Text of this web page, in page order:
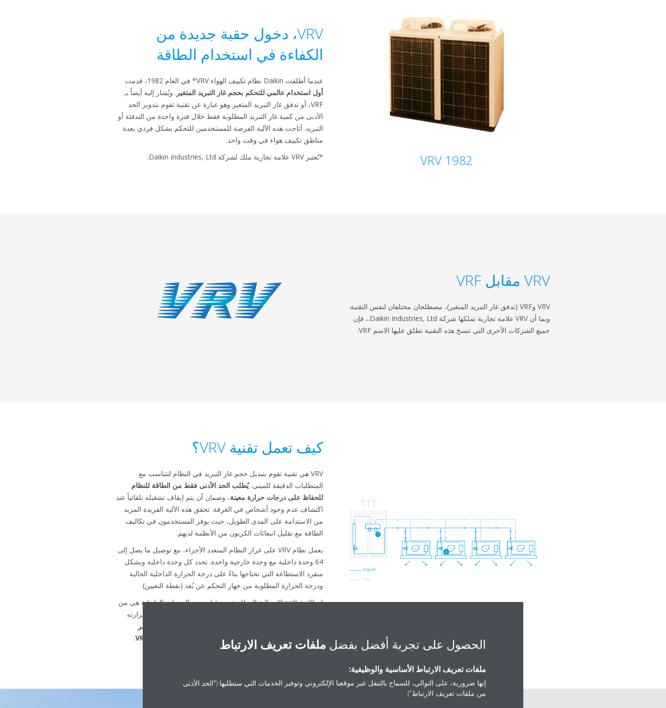
VRV، دخول حقبة جديدة من
الكفاءة في استخدام الطاقة
عندما أطلقت Daikin نظام تكييف الهواء VRV* في العام 1982، قدمت
أول استخدام عالمي للتحكم بحجم غاز التبريد المتغير . ويُشار إليه أيضاً بـ
VRF، أو تدفق غاز التبريد المتغير وهو عبارة عن تقنية تقوم بتدوير الحد
الأدنى من كمية غاز التبريد المطلوبة فقط خلال فترة واحدة من التدفئة أو
التبريد. أتاحت هذه الآلية الفرصة للمستخدمين للتحكم بشكل فردي بعدة
مناطق تكييف هواء في وقت واحد.
*تُعتبر VRV علامة تجارية ملك لشركة Daikin Industries, Ltd.
VRV 1982
VRV مقابل VRF
VRV وVRF (تدفق غاز التبريد المتغير)، مصطلحان مختلفان لنفس التقنية.
وبما أن VRV علامة تجارية تملكها شركة Daikin Industries, Ltd.، فإن
جميع الشركات الأخرى التي تنسخ هذه التقنية تطلق عليها الاسم VRF.
كيف تعمل تقنية VRV؟
VRV هي تقنية تقوم بتبديل حجم غاز التبريد في النظام لتتناسب مع
المتطلبات الدقيقة للمبنى.يُطلب الحد الأدنى فقط من الطاقة للنظام
للحفاظ على درجات حرارة معينة، وضمان أن يتم إيقاف تشغيله تلقائياً عند
اكتشاف عدم وجود أشخاص في الغرفة. تحقق هذه الآلية الفريدة المزيد
من الاستدامة على المدى الطويل، حيث يوفر المستخدمون في تكاليف
الطاقة مع تقليل انبعاثات الكربون من الأنظمة لديهم.
يعمل نظام VRV على غرار النظام المتعدد الأجزاء، مع توصيل ما يصل إلى
64 وحدة داخلية مع وحدة خارجية واحدة. تحدد كل وحدة داخلية وبشكل
منفرد الاستطاعة التي تحتاجها بناءً على درجة الحرارة الداخلية الحالية
ودرجة الحرارة المطلوبة من جهاز التحكم عن بُعد (نقطة التعيين).
إن الاستطاعة الإجمالية المطلوبة من قِبل جميع الوحدات الداخلية هي من
تحدد كيف تقوم الوحدة الخارجية بضبط حجم غاز التبريد ودرجة حرارته
من خلال توفير التبريد أو التدفئة المطلوبة فقط، يستمر
الضاغط العاكس في توفير كمية كبيرة من الطاقة أثناء تشغيل VRV
. الحصول على تجربة أفضل بفضل ملفات تعريف الارتباط
ملفات تعريف الارتباط الأساسية والوظيفية:
إنها ضرورية، على التوالي، للسماح بالتنقل عبر موقعنا الإلكتروني وتوفير الخدمات التي ستطلبها ("الحد الأدنى
من ملفات تعريف الارتباط").